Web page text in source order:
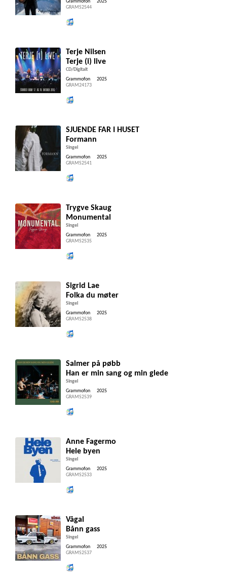
Grammofon
GRAMS2544
2025
Terje Nilsen
Terje (i) live
CD/Digitalt
Grammofon
GRAM24173
2025
SJUENDE FAR I HUSET
Formann
Singel
Grammofon
GRAMS2541
2025
Trygve Skaug
Monumental
Singel
Grammofon
GRAMS2535
2025
Sigrid Lae
Folka du møter
Singel
Grammofon
GRAMS2538
2025
Salmer på pøbb
Han er min sang og min glede
Singel
Grammofon
GRAMS2539
2025
Anne Fagermo
Hele byen
Singel
Grammofon
GRAMS2533
2025
Vågal
Bånn gass
Singel
Grammofon
GRAMS2537
2025